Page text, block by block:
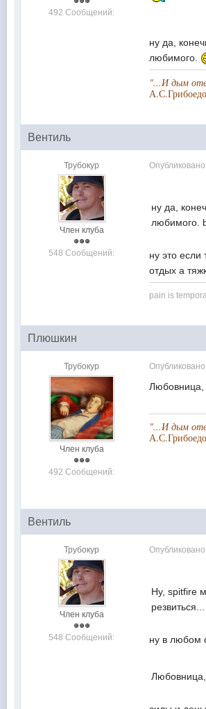
492 Сообщений:
ну да,
любимого.
"...И дым
Вентиль
Трубокур
Член клуба
548 Сообщений:
Опубликовано
ну да,
любимого.
ну это
отдых а
pain is
Плюшкин
Трубокур
Член клуба
492 Сообщений:
Опубликовано
Любовница,
"...И дым
Вентиль
Трубокур
Член клуба
548 Сообщений:
Опубликовано
Ну, spitfire
резвиться...
ну в любом
Любовница,